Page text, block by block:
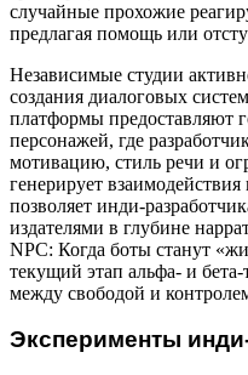
случайные прохожие
предлагая помощь или
Независимые студии
создания диалоговых
платформы предоставляют
персонажей, где
мотивацию, стиль речи и
генерирует
позволяет инди-
издателями в глубине
NPC: Когда боты станут
текущий этап альфа- и бета-
между свободой и
Эксперименты